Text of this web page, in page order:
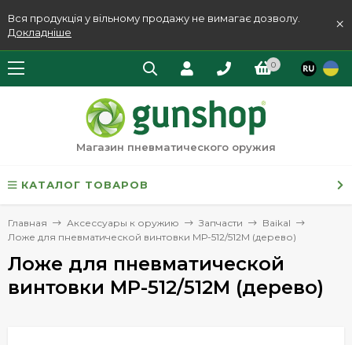
Вся продукція у вільному продажу не вимагає дозволу.
Докладніше
×
0
Магазин пневматического оружия
КАТАЛОГ ТОВАРОВ
Главная Аксессуары к оружию Запчасти
Baikal
Ложе для пневматической винтовки МР-512/512М (дерево)
Ложе для пневматической
винтовки МР-512/512М (дерево)